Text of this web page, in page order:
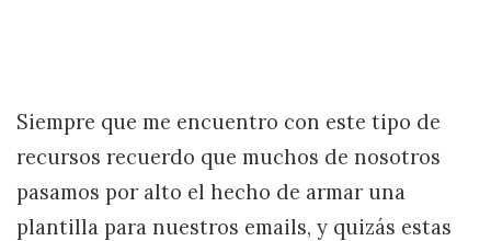
Siempre que me encuentro con este tipo de
recursos recuerdo que muchos de nosotros
pasamos por alto el hecho de armar una
plantilla para nuestros emails, y quizás estas